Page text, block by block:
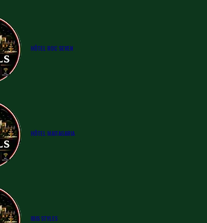
​HÔTELROC SEVEN
​HÔTELMAITAGARIA
IBIS STYLES